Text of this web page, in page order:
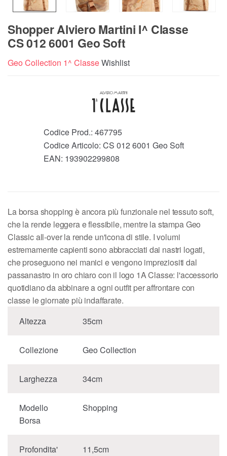
Shopper Alviero Martini I^ Classe
CS 012 6001 Geo Soft
Geo Collection 1^ ClasseWishlist
Codice Prod.: 467795
Codice Articolo: CS 012 6001 Geo Soft
EAN: 193902299808
La borsa shopping è ancora più funzionale nel tessuto soft,
che la rende leggera e flessibile, mentre la stampa Geo
Classic all-over la rende un'icona di stile. I volumi
estremamente capienti sono abbracciati dai nastri logati,
che proseguono nei manici e vengono impreziositi dal
passanastro in oro chiaro con il logo 1A Classe: l'accessorio
quotidiano da abbinare a ogni outfit per affrontare con
classe le giornate più indaffarate.
Altezza
35cm
Collezione Geo Collection
Larghezza 34cm
Modello
Borsa
Shopping
Profondita' 11,5cm